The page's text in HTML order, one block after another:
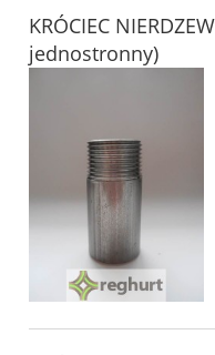
KRÓCIEC
jednostronny)